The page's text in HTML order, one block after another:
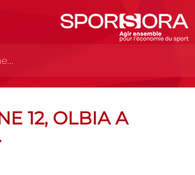
12, OLBIA A